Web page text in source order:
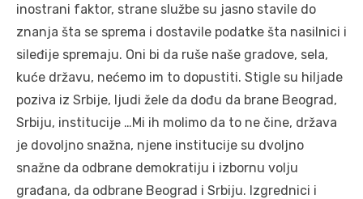
inostrani faktor, strane službe su jasno stavile do
znanja šta se sprema i dostavile podatke šta nasilnici i
sileđije spremaju. Oni bi da ruše naše gradove, sela,
kuće državu, nećemo im to dopustiti. Stigle su hiljade
poziva iz Srbije, ljudi žele da dođu da brane Beograd,
Srbiju, institucije …Mi ih molimo da to ne čine, država
je dovoljno snažna, njene institucije su dvoljno
snažne da odbrane demokratiju i izbornu volju
građana, da odbrane Beograd i Srbiju. Izgrednici i